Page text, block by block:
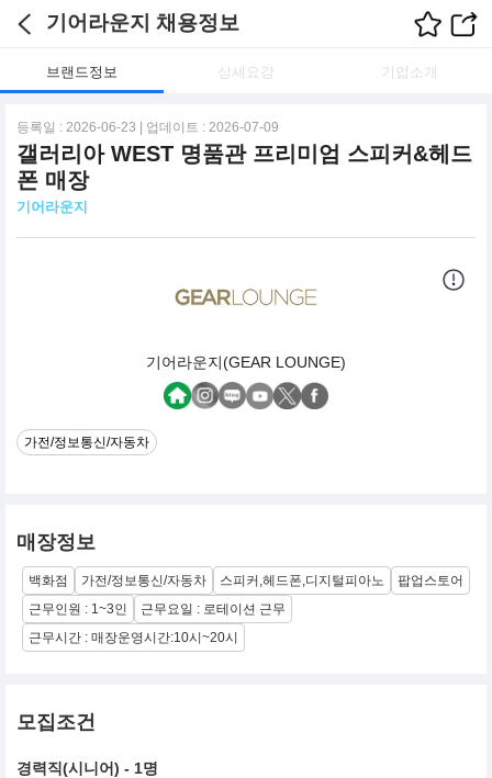
기어라운지 채용정보
브랜드정보 상세요강 기업소개
등록일 : 2026-06-23 | 업데이트 : 2026-07-09
갤러리아 WEST 명품관 프리미엄 스피커&헤드
폰 매장
기어라운지
기어라운지(GEAR LOUNGE)
가전/정보통신/자동차
매장정보
백화점 가전/정보통신/자동차 스피커,헤드폰,디지털피아노
팝업스토어
근무인원 : 1~3인
근무요일 : 로테이션 근무
근무시간 : 매장운영시간:10시~20시
모집조건
경력직(시니어) - 1명